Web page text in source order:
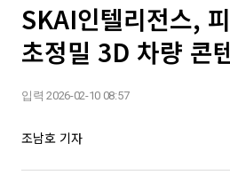
SKAI인텔리전스,
초정밀 3D 차량 콘
입력 2026-02-10 08:57
조남호 기자